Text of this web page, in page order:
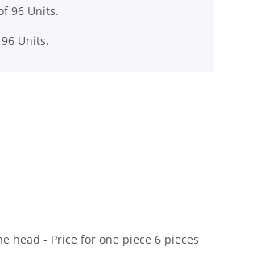
96 Units.
Units.
head - Price for one piece 6 pieces